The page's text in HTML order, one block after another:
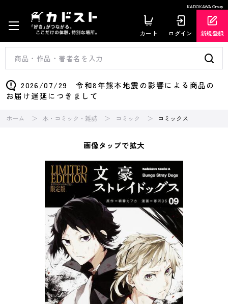
KADOKAWA Group
カート ログイン 新規登録
2026/07/29 令和8年熊本地震の影響による商品の
お届け遅延につきまして
ホーム 本・コミック・雑誌 コミック コミックス
画像タップで拡大